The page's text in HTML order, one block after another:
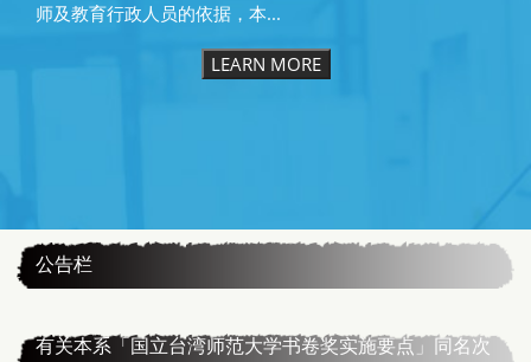
师及教育行政人员的依据，本...
LEARN MORE
公告栏
有关本系「国立台湾师范大学书卷奖实施要点」同名次